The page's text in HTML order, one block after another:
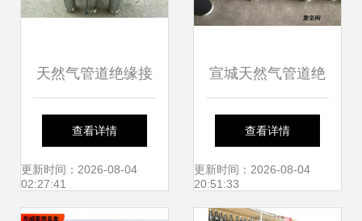
天然气管道绝缘接
头与非绝缘法兰的
专业生产厂家探析
查看详情
更新时间：2026-08-04
02:27:41
宣城天然气管道绝
缘接头标准
查看详情
更新时间：2026-08-04
20:51:33